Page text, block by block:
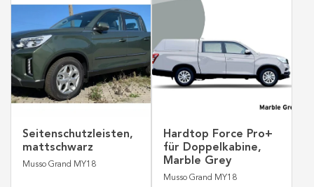
Seitenschutzleisten,
mattschwarz
Musso Grand MY18
Hardtop Force Pro+
für Doppelkabine,
Marble Grey
Musso Grand MY18